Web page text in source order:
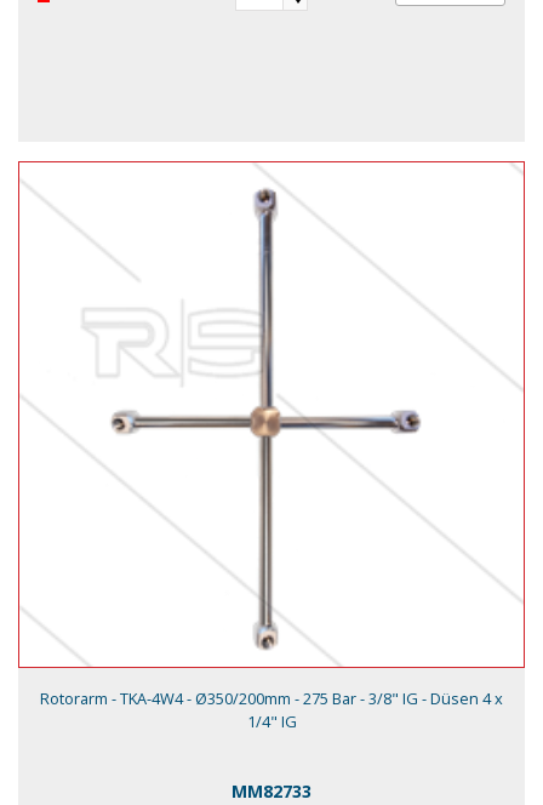
Rotorarm - TKA-4W4 - Ø350/200mm - 275 Bar - 3/8" IG - Düsen 4 x
1/4" IG
MM82733